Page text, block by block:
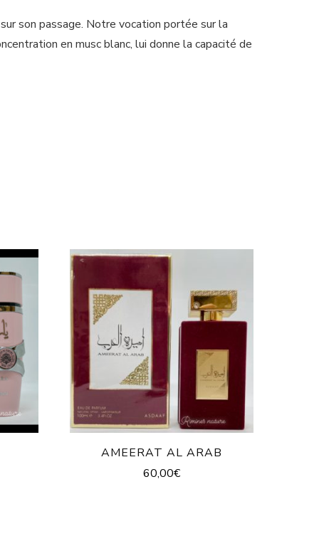
son passage. Notre vocation portée sur la
en musc blanc, lui donne la capacité de
AMEERAT AL ARAB
60,00€